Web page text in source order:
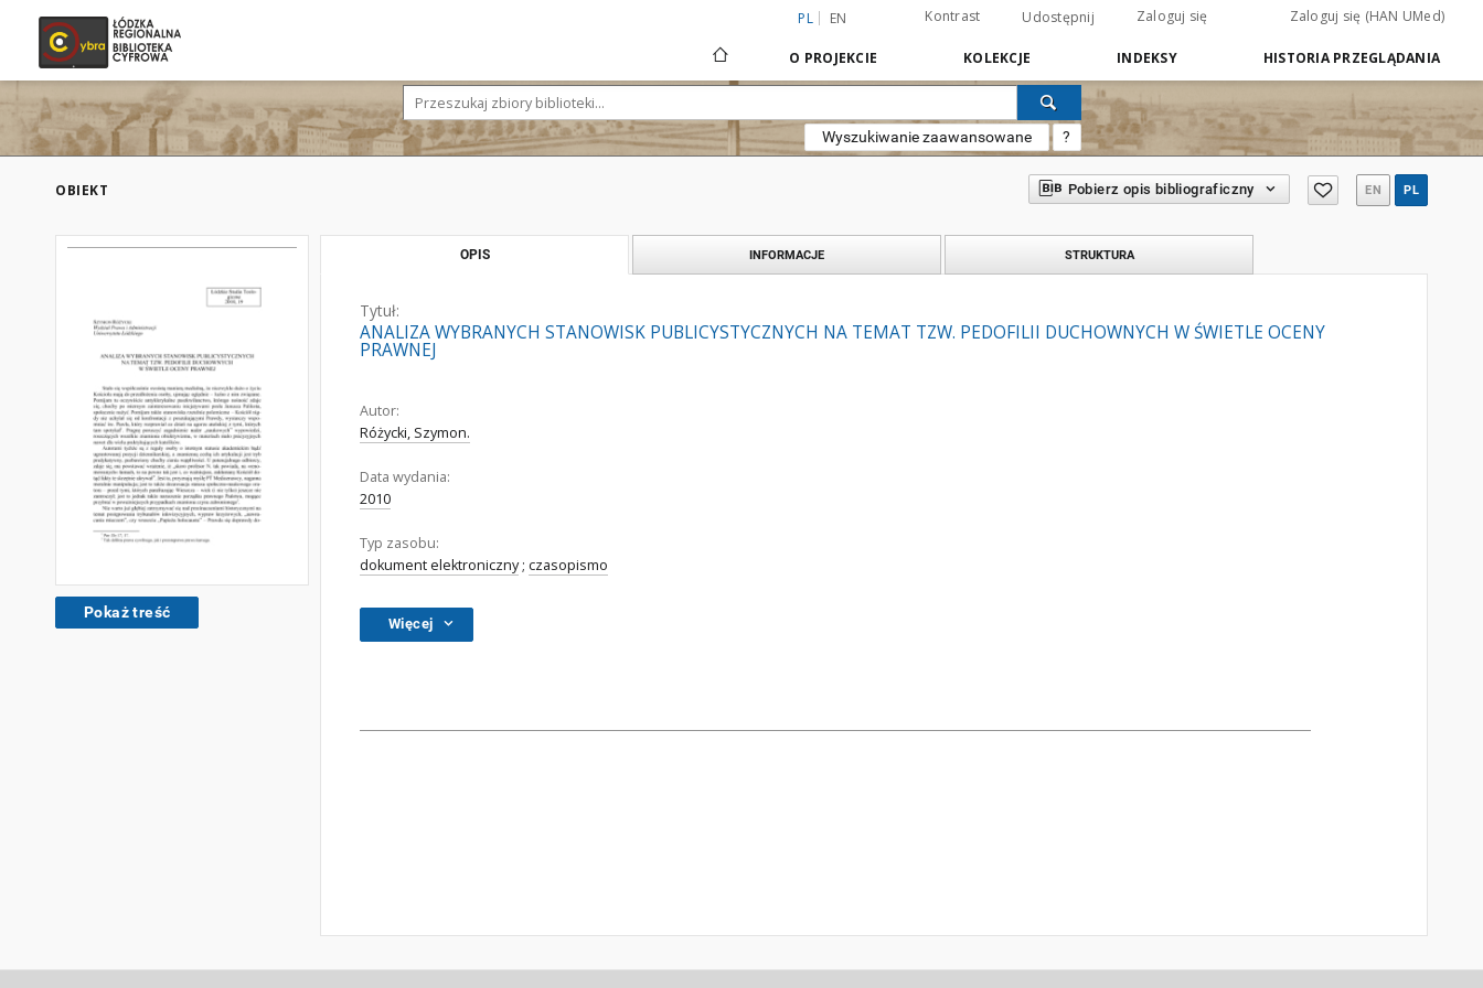
PL EN Kontrast Udostępnij Zaloguj się Zaloguj się (HAN UMed)
O PROJEKCIE KOLEKCJE INDEKSY HISTORIA PRZEGLĄDANIA
Wyszukiwanie zaawansowane ?
OBIEKT Pobierz opis bibliograficzny EN PL
Pokaż treść
OPIS INFORMACJE STRUKTURA
Tytuł:
ANALIZA WYBRANYCH STANOWISK PUBLICYSTYCZNYCH NA TEMAT TZW. PEDOFILII DUCHOWNYCH W ŚWIETLE OCENY
PRAWNEJ
Autor:
Różycki, Szymon.
Data wydania:
2010
Typ zasobu:
dokument elektroniczny; czasopismo
Więcej